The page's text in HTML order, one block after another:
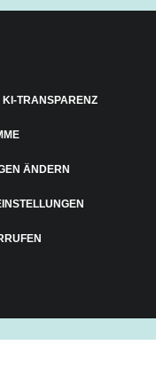
KI-TRANSPARENZ
ÄNDERN